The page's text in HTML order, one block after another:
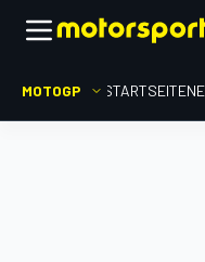
MOTOGP STARTSEITE